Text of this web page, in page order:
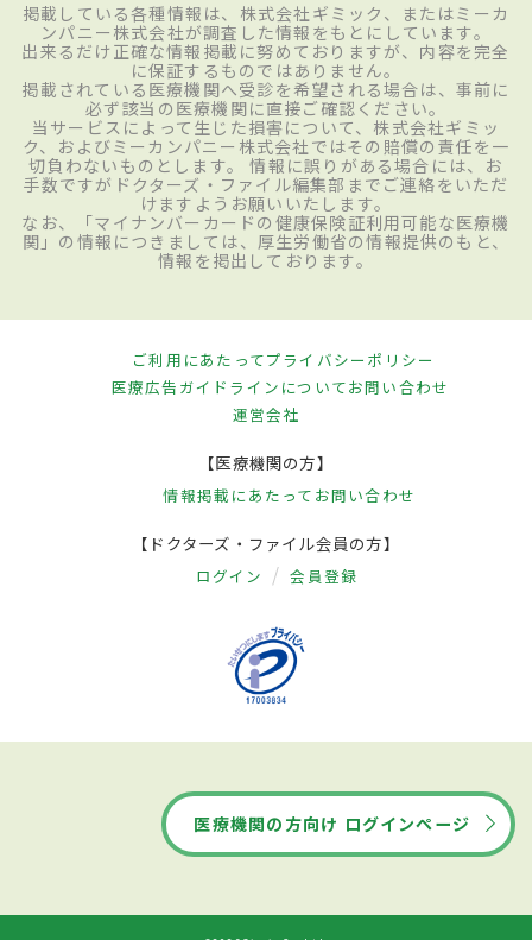
掲載している各種情報は、株式会社ギミック、またはミーカ
ンパニー株式会社が調査した情報をもとにしています。
出来るだけ正確な情報掲載に努めておりますが、内容を完全
に保証するものではありません。
掲載されている医療機関へ受診を希望される場合は、事前に
必ず該当の医療機関に直接ご確認ください。
当サービスによって生じた損害について、株式会社ギミッ
ク、およびミーカンパニー株式会社ではその賠償の責任を一
切負わないものとします。 情報に誤りがある場合には、お
手数ですがドクターズ・ファイル編集部までご連絡をいただ
けますようお願いいたします。
なお、「マイナンバーカードの健康保険証利用可能な医療機
関」の情報につきましては、厚生労働省の情報提供のもと、
情報を掲出しております。
ご利用にあたってプライバシーポリシー
医療広告ガイドラインについてお問い合わせ
運営会社
【医療機関の方】
情報掲載にあたって お問い合わせ
【ドクターズ・ファイル会員の方】
ログイン 会員登録
医療機関の方向け ログインページ